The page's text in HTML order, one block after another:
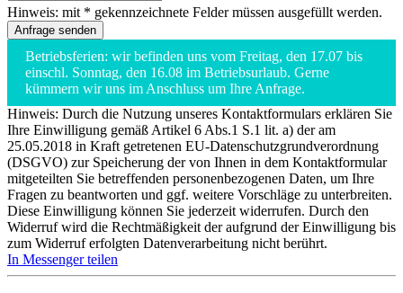
Hinweis: mit * gekennzeichnete Felder müssen ausgefüllt werden.
Betriebsferien: wir befinden uns vom Freitag, den 17.07 bis
einschl. Sonntag, den 16.08 im Betriebsurlaub. Gerne
kümmern wir uns im Anschluss um Ihre Anfrage.
Hinweis: Durch die Nutzung unseres Kontaktformulars erklären Sie
Ihre Einwilligung gemäß Artikel 6 Abs.1 S.1 lit. a) der am
25.05.2018 in Kraft getretenen EU-Datenschutzgrundverordnung
(DSGVO) zur Speicherung der von Ihnen in dem Kontaktformular
mitgeteilten Sie betreffenden personenbezogenen Daten, um Ihre
Fragen zu beantworten und ggf. weitere Vorschläge zu unterbreiten.
Diese Einwilligung können Sie jederzeit widerrufen. Durch den
Widerruf wird die Rechtmäßigkeit der aufgrund der Einwilligung bis
zum Widerruf erfolgten Datenverarbeitung nicht berührt.
In Messenger teilen